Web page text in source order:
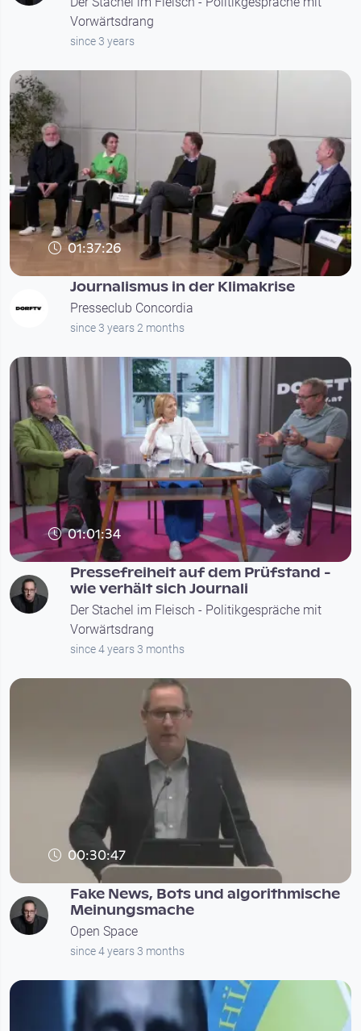
Vorwärtsdrang
since 3 years
01:37:26
Journalismus in der Klimakrise
Presseclub Concordia
since 3 years 2 months
01:01:34
Pressefreiheit auf dem Prüfstand -
wie verhält sich Journali
Der Stachel im Fleisch - Politikgespräche mit
Vorwärtsdrang
since 4 years 3 months
00:30:47
Fake News, Bots und algorithmische
Meinungsmache
Open Space
since 4 years 3 months